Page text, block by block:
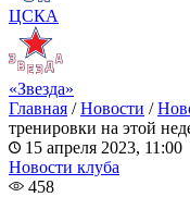
ЦСКА
«Звезда»
Главная /Новости /
тренировки на этой
15 апреля 2023, 11:00
Новости клуба
458